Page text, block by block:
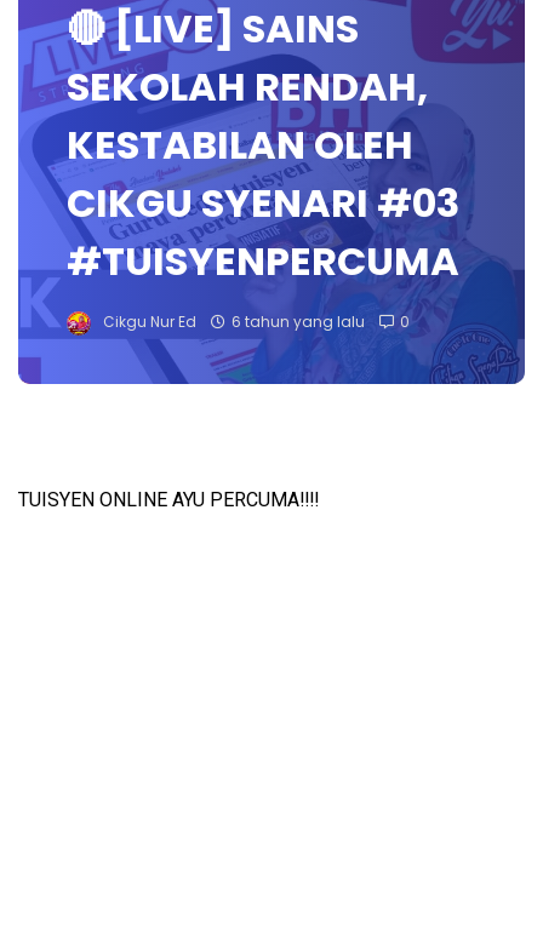
🔴 [LIVE] SAINS
SEKOLAH RENDAH,
KESTABILAN OLEH
CIKGU SYENARI #03
#TUISYENPERCUMA
Cikgu Nur Ed 6 tahun yang lalu 0
TUISYEN ONLINE AYU PERCUMA‼️‼️